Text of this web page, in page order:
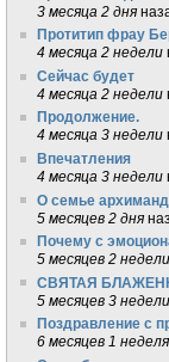
3 месяца 2 дня
Протитип фрау
4 месяца 2 недели
Сейчас будет
4 месяца 2 недели
Продолжение.
4 месяца 3 недели
Впечатления
4 месяца 3 недели
О семье
5 месяцев 2 дня
Почему с
5 месяцев 2 недели
СВЯТАЯ
5 месяцев 3 недели
Поздравление с
6 месяцев 1 неделя